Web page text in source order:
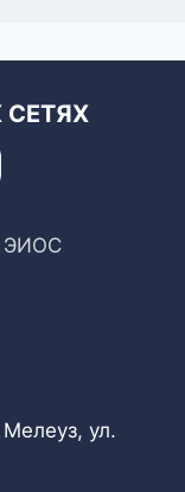
ЭИОС
ул.